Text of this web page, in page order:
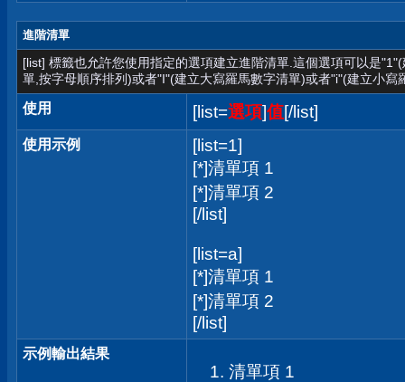
進階清單
[list] 標籤也允許您使用指定的選項建立進階清單.這個選項可以是
單,按字母順序排列)或者"I"(建立大寫羅馬數字清單)或者"i"(建立小寫
使用 [list=選項]值[/list]
使用示例
[list=1]
[*]清單項 1
[*]清單項 2
[/list]
[list=a]
[*]清單項 1
[*]清單項 2
[/list]
示例輸出結果
清單項 1